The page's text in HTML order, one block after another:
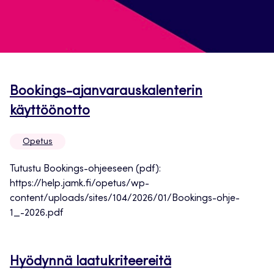
Bookings-ajanvarauskalenterin
käyttöönottoAvautuu
Opetus
Tutustu Bookings-ohjeeseen (pdf):
https://help.jamk.fi/opetus/wp-
content/uploads/sites/104/2026/01/Bookings-ohje-
1_-2026.pdf
Hyödynnä laatukriteereitäAvautuu